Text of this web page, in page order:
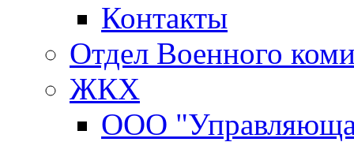
Контакты
Отдел Военного
ЖКХ
ООО